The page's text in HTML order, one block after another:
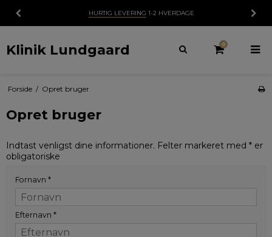
HURTIG LEVERING 1-2 HVERDAGE
Klinik Lundgaard 0
Forside / Opret bruger
Opret bruger
Indtast venligst dine informationer. Felter markeret med * er
obligatoriske
Fornavn *
Efternavn *